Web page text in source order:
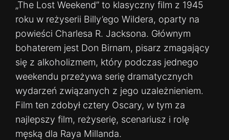
„The Lost Weekend” to klasyczny film z 1945
roku w reżyserii Billy’ego Wildera, oparty na
powieści Charlesa R. Jacksona. Głównym
bohaterem jest Don Birnam, pisarz zmagający
się z alkoholizmem, który podczas jednego
weekendu przeżywa serię dramatycznych
wydarzeń związanych z jego uzależnieniem.
Film ten zdobył cztery Oscary, w tym za
najlepszy film, reżyserię, scenariusz i rolę
męską dla Raya Millanda.